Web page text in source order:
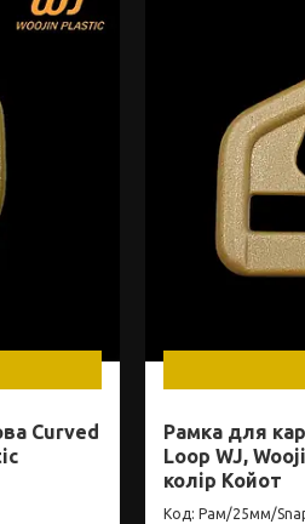
Curved
Рамка для
Loop WJ,
колір Койот
Рам/25мм/